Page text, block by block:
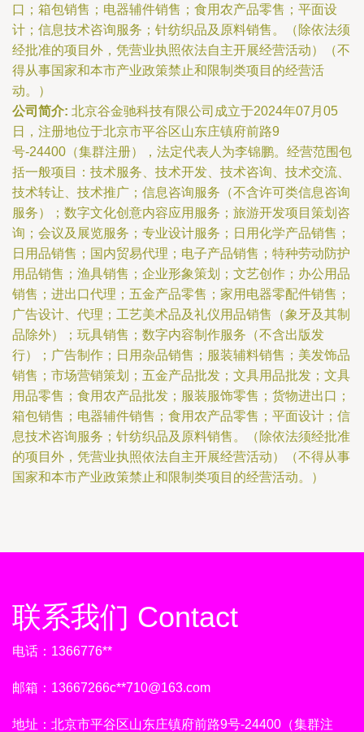
口；箱包销售；电器辅件销售；食用农产品零售；平面设
计；信息技术咨询服务；针纺织品及原料销售。（除依法须
经批准的项目外，凭营业执照依法自主开展经营活动）（不
得从事国家和本市产业政策禁止和限制类项目的经营活
动。）
公司简介: 北京谷金驰科技有限公司成立于2024年07月05
日，注册地位于北京市平谷区山东庄镇府前路9
号-24400（集群注册），法定代表人为李锦鹏。经营范围包
括一般项目：技术服务、技术开发、技术咨询、技术交流、
技术转让、技术推广；信息咨询服务（不含许可类信息咨询
服务）；数字文化创意内容应用服务；旅游开发项目策划咨
询；会议及展览服务；专业设计服务；日用化学产品销售；
日用品销售；国内贸易代理；电子产品销售；特种劳动防护
用品销售；渔具销售；企业形象策划；文艺创作；办公用品
销售；进出口代理；五金产品零售；家用电器零配件销售；
广告设计、代理；工艺美术品及礼仪用品销售（象牙及其制
品除外）；玩具销售；数字内容制作服务（不含出版发
行）；广告制作；日用杂品销售；服装辅料销售；美发饰品
销售；市场营销策划；五金产品批发；文具用品批发；文具
用品零售；食用农产品批发；服装服饰零售；货物进出口；
箱包销售；电器辅件销售；食用农产品零售；平面设计；信
息技术咨询服务；针纺织品及原料销售。（除依法须经批准
的项目外，凭营业执照依法自主开展经营活动）（不得从事
国家和本市产业政策禁止和限制类项目的经营活动。）
联系我们 Contact
电话：1366776**
邮箱：13667266c**710@163.com
地址：北京市平谷区山东庄镇府前路9号-24400（集群注